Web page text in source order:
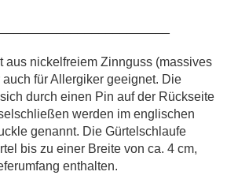
aus nickelfreiem Zinnguss (massives
für Allergiker geeignet. Die
durch einen Pin auf der Rückseite
werden im englischen
genannt. Die Gürtelschlaufe
bis zu einer Breite von ca. 4 cm,
enthalten.